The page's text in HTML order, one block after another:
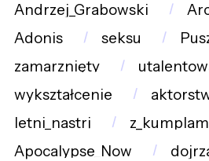
Andrzej_Grabowski
Adonis
seksu
zamarznięty
wykształcenie
letni_nastrj
Apocalypse_Now